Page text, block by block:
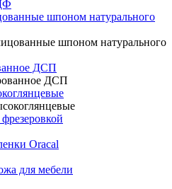
шпоном натурального
ДСП
Oracal
для мебели